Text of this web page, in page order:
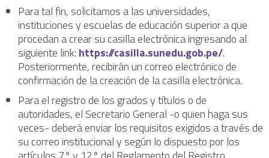
Para tal fin, solicitamos a las universidades,
instituciones y escuelas de educación superior a que
procedan a crear su casilla electrónica ingresando al
siguiente link: https://casilla.sunedu.gob.pe/.
Posteriormente, recibirán un correo electrónico de
confirmación de la creación de la casilla electrónica.
Para el registro de los grados y títulos o de
autoridades, el Secretario General -o quien haga sus
veces- deberá enviar los requisitos exigidos a través de
su correo institucional y según lo dispuesto por los